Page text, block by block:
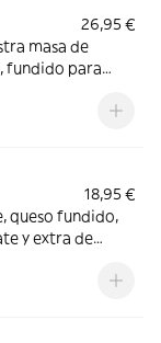
26,95 €
masa de
fundido para
18,95 €
queso fundido,
y extra de